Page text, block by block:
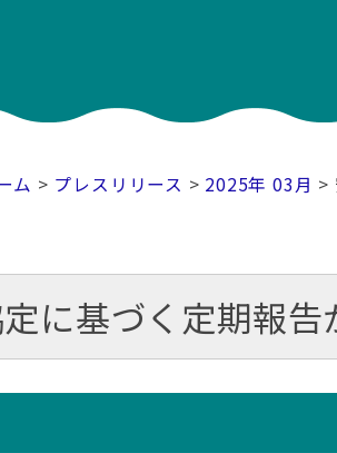
ム > プレスリリース > 2025年 03月 >
に基づく定期報